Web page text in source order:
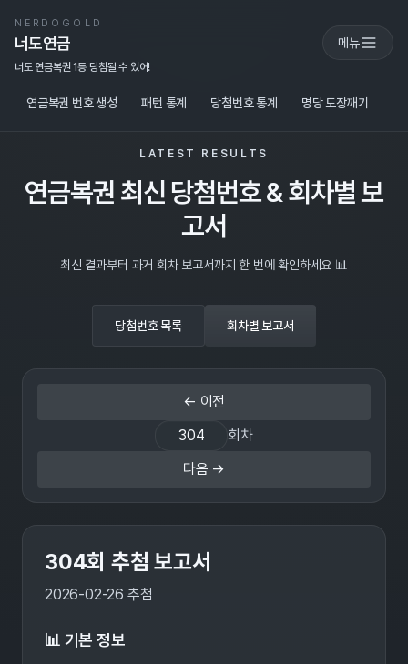
NERDOGOLD
너도연금
너도 연금복권 1등 당첨될 수 있어!
메뉴
연금복권 번호 생성 패턴 통계 당첨번호 통계 명당 도장깨기 당
LATEST RESULTS
연금복권 최신 당첨번호 & 회차별 보
고서
최신 결과부터 과거 회차 보고서까지 한 번에 확인하세요 📊
당첨번호 목록 회차별 보고서
← 이전
회차
다음 →
304회 추첨 보고서
2026-02-26 추첨
📊 기본 정보